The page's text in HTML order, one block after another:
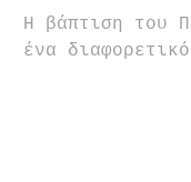
Η βάπτιση του
ένα